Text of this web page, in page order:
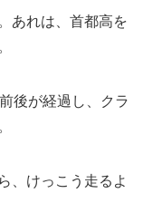
あれは、首都高を
後が経過し、クラ
、けっこう走るよ